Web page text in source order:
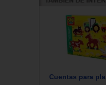
Cuentas para